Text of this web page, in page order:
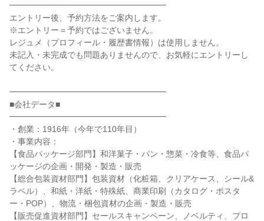
━━━━━━━━━━━━━━━━━━━
エントリー後、予約方法をご案内します。
※エントリー＝予約ではございません。
レジュメ（プロフィール・履歴書情報）は使用しません。
未記入・未完成でも問題ありませんので、お気軽にエントリーし
てください。
━━━━━━━━━━━━━━━━━━━
■会社データ■
━━━━━━━━━━━━━━━━━━━
・創業：1916年（今年で110年目）
・事業内容：
【食品パッケージ部門】和洋菓子・パン・惣菜・冷食等、食品パ
ッケージの企画・開発・製造・販売
【総合包装資材部門】包装資材（化粧箱、クリアケース、シール&
ラベル）、和紙・洋紙・特殊紙、商業印刷（カタログ・ポスタ
ー・POP）、物流・梱包資材の企画・製造・販売
【販売促進資材部門】セールスキャンペーン、ノベルティ、プロ